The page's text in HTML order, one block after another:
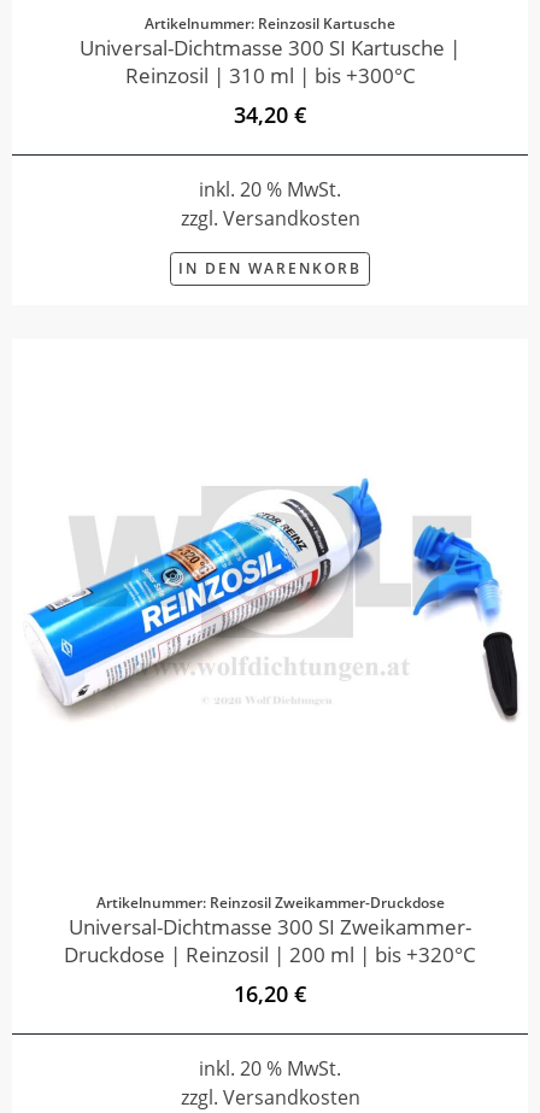
Artikelnummer: Reinzosil Kartusche
Universal-Dichtmasse 300 SI Kartusche |
Reinzosil | 310 ml | bis +300°C
34,20 €
inkl. 20 % MwSt.
zzgl. Versandkosten
IN DEN WARENKORB
Artikelnummer: Reinzosil Zweikammer-Druckdose
Universal-Dichtmasse 300 SI Zweikammer-
Druckdose | Reinzosil | 200 ml | bis +320°C
16,20 €
inkl. 20 % MwSt.
zzgl. Versandkosten